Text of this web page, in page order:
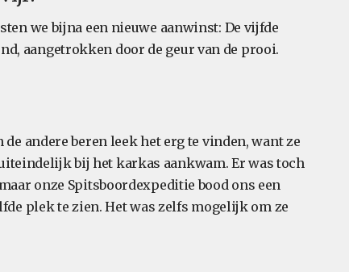
we bijna een nieuwe aanwinst: De vijfde
aangetrokken door de geur van de prooi.
andere beren leek het erg te vinden, want ze
bij het karkas aankwam. Er was toch
onze Spitsboordexpeditie bood ons een
plek te zien. Het was zelfs mogelijk om ze